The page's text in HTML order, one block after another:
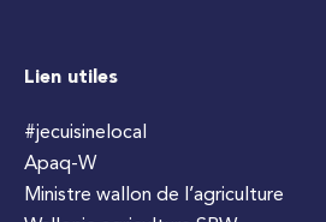
Lien utiles
#jecuisinelocal
Apaq-W
Ministre wallon de l’agriculture